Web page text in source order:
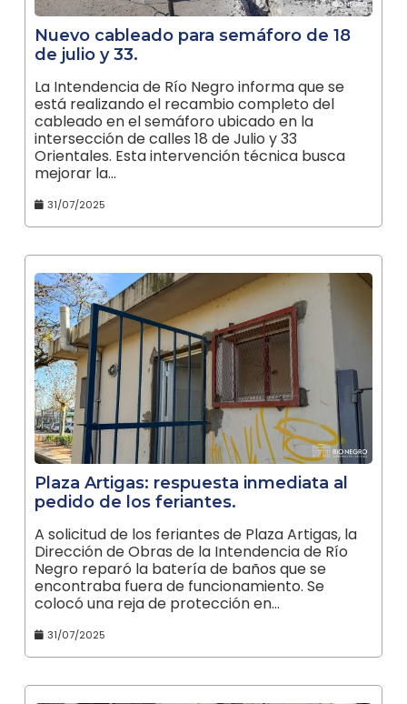
Nuevo cableado para semáforo de 18
de julio y 33.
La Intendencia de Río Negro informa que se
está realizando el recambio completo del
cableado en el semáforo ubicado en la
intersección de calles 18 de Julio y 33
Orientales. Esta intervención técnica busca
mejorar la…
31/07/2025
Plaza Artigas: respuesta inmediata al
pedido de los feriantes.
A solicitud de los feriantes de Plaza Artigas, la
Dirección de Obras de la Intendencia de Río
Negro reparó la batería de baños que se
encontraba fuera de funcionamiento. Se
colocó una reja de protección en…
31/07/2025